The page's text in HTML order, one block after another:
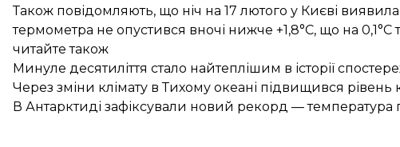
Також повідомляють, що ніч на 17 лютого у Києві
термометра не опустився вночі нижче +1,8°С, що на 0,1°С
читайте також
Минуле десятиліття стало найтеплішим в історії
Через зміни клімату в Тихому океані підвищився рівень
В Антарктиді зафіксували новий рекорд — температура